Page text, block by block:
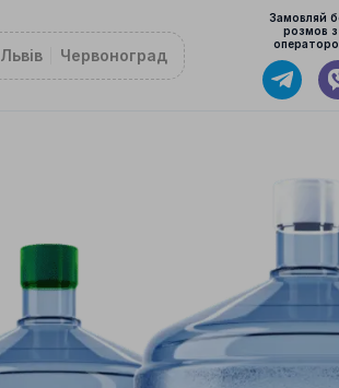
Львів Червоноград
Замовляй
розмов з